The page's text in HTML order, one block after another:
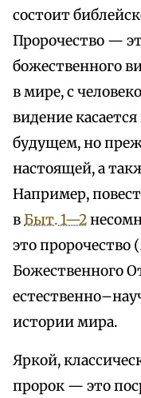
состоит
Пророчество —
божественного
в мире, с
видение
будущем, но
настоящей, а
Например,
вБыт. 1—2
это пророчество
Божественного
истории мира.
Яркой,
пророк — это